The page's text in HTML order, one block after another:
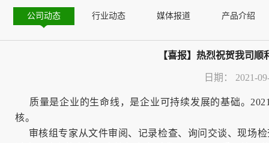
公司动态 行业动态 媒体报道 产品介绍
【喜报】热烈祝贺我司
日期： 2021-
质量是企业的生命线，是企业可持续发展的基础。
核。
审核组专家从文件审阅、记录检查、询问交谈、现场